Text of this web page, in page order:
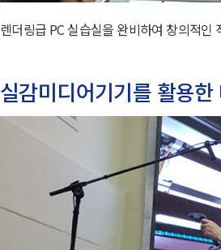
렌더링급 PC 실습실을 완비하여 창의적인
실감미디어기기를 활용